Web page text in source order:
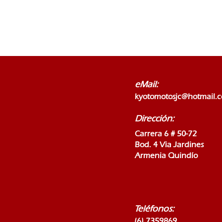
eMail:
Dirección:
Carrera 6 # 50-72
Bod. 4 Via Jardines
Armenia Quindío
Teléfonos: